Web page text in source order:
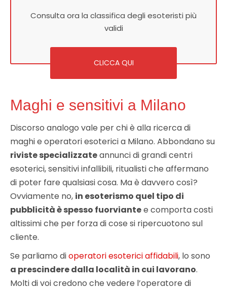
Consulta ora la classifica degli esoteristi più
validi
CLICCA QUI
Maghi e sensitivi a Milano
Discorso analogo vale per chi è alla ricerca di
maghi e operatori esoterici a Milano. Abbondano su
riviste specializzateannunci di grandi centri
esoterici, sensitivi infallibili, ritualisti che affermano
di poter fare qualsiasi cosa. Ma è davvero così?
Ovviamente no, in esoterismo quel tipo di
pubblicità è spesso fuorviantee comporta costi
altissimi che per forza di cose si ripercuotono sul
cliente.
Se parliamo dioperatori esoterici affidabili, lo sono
a prescindere dalla località in cui lavorano.
Molti di voi credono che vedere l’operatore di